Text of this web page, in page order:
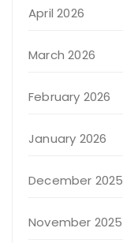
April 2026
March 2026
February 2026
January 2026
December 2025
November 2025